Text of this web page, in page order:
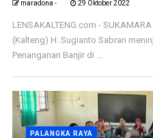
maradona - 29 Oktober 2022
LENSAKALTENG.com -
(Kalteng) H. Sugianto Sabran
Penanganan Banjir di ...
PALANGKA RAYA